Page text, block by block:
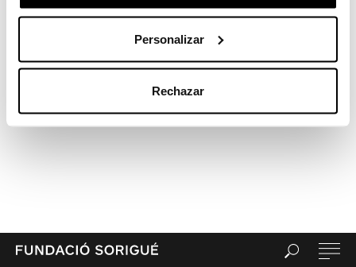
Personalizar
Rechazar
Acceder
Feed de comentarios